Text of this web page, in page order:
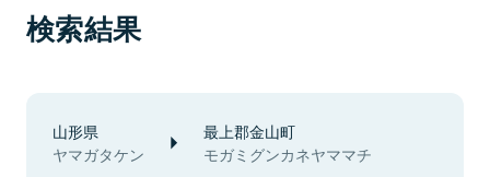
検索結果
山形県
ヤマガタケン
最上郡金山町
モガミグンカネヤママチ